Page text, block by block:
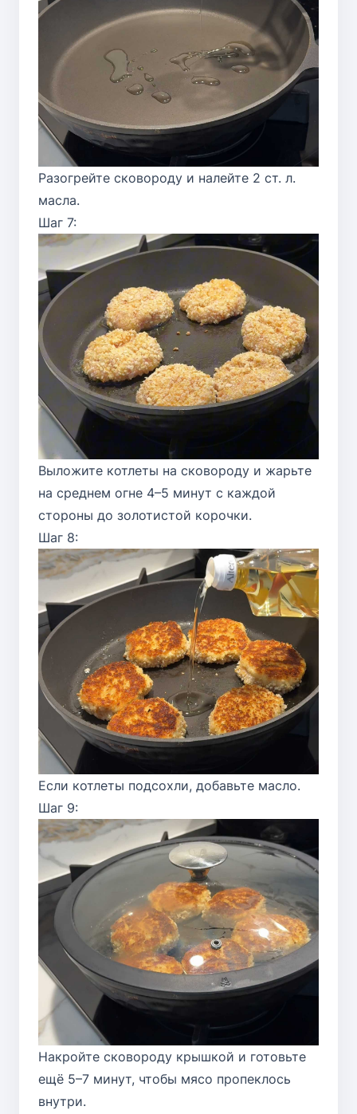
Разогрейте сковороду и налейте 2 ст. л.
масла.
Шаг 7:
Выложите котлеты на сковороду и жарьте
на среднем огне 4–5 минут с каждой
стороны до золотистой корочки.
Шаг 8:
Если котлеты подсохли, добавьте масло.
Шаг 9:
Накройте сковороду крышкой и готовьте
ещё 5–7 минут, чтобы мясо пропеклось
внутри.